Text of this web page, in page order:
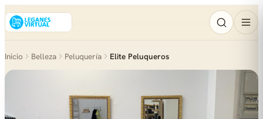
Inicio Belleza Peluquería Elite Peluqueros